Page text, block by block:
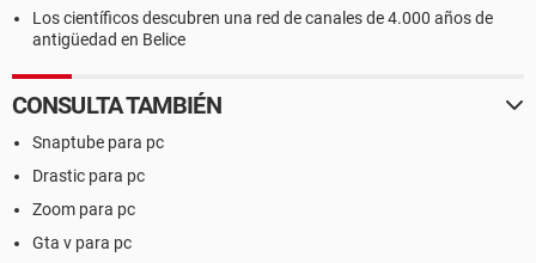
Los científicos descubren una red de canales de 4.000 años de
antigüedad en Belice
CONSULTA TAMBIÉN
Snaptube para pc
Drastic para pc
Zoom para pc
Gta v para pc